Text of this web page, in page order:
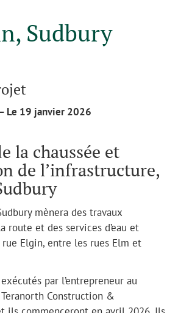
Sudbury
Le 19 janvier 2026
la chaussée et
de l’infrastructure,
mènera des travaux
route et des services d’eau et
rue Elgin, entre les rues Elm et
par l’entrepreneur au
Construction &